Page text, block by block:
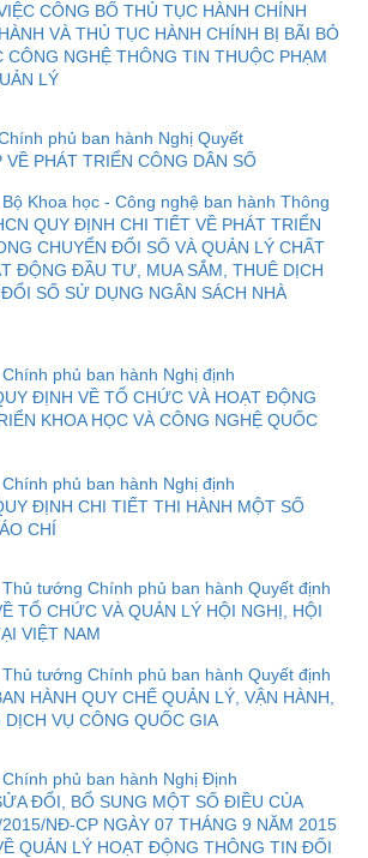
CÔNG BỐ THỦ TỤC HÀNH CHÍNH
VÀ THỦ TỤC HÀNH CHÍNH BỊ BÃI BỎ
CÔNG NGHỆ THÔNG TIN THUỘC PHẠM
LÝ
phủ ban hành Nghị Quyết
PHÁT TRIỂN CÔNG DÂN SỐ
Khoa học - Công nghệ ban hành Thông
QUY ĐỊNH CHI TIẾT VỀ PHÁT TRIỂN
CHUYỂN ĐỔI SỐ VÀ QUẢN LÝ CHẤT
ĐỘNG ĐẦU TƯ, MUA SẮM, THUÊ DỊCH
SỐ SỬ DỤNG NGÂN SÁCH NHÀ
phủ ban hành Nghị định
ĐỊNH VỀ TỔ CHỨC VÀ HOẠT ĐỘNG
KHOA HỌC VÀ CÔNG NGHỆ QUỐC
phủ ban hành Nghị định
ĐỊNH CHI TIẾT THI HÀNH MỘT SỐ
CHÍ
tướng Chính phủ ban hành Quyết định
TỔ CHỨC VÀ QUẢN LÝ HỘI NGHỊ, HỘI
VIỆT NAM
tướng Chính phủ ban hành Quyết định
HÀNH QUY CHẾ QUẢN LÝ, VẬN HÀNH,
DỊCH VỤ CÔNG QUỐC GIA
phủ ban hành Nghị Định
ĐỔI, BỔ SUNG MỘT SỐ ĐIỀU CỦA
NĐ-CP NGÀY 07 THÁNG 9 NĂM 2015
QUẢN LÝ HOẠT ĐỘNG THÔNG TIN ĐỐI